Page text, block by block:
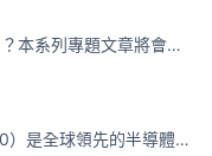
ETF是什麼？ETF投資如何入門？本系列專題文章將會告訴你新手必須知道的ETF基礎知識。
台積電（tSMC；股票代號2330）是全球領先的半導體代工公司，成立於1987年，總部位於台灣新竹。且已於美國、日本、德國及中國設廠，台積電是全球首家專業積體電路製造服務公司，也是全球最先進和最大規模的半導體代工廠。